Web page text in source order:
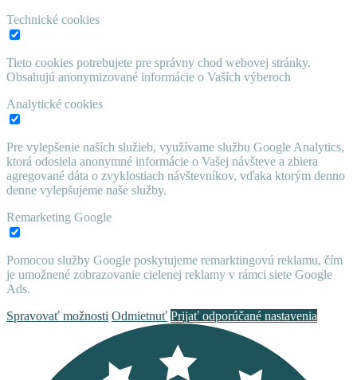
Technické cookies
Tieto cookies potrebujete pre správny chod webovej stránky.
Obsahujú anonymizované informácie o Vaších výberoch
Analytické cookies
Pre vylepšenie naších služieb, využívame službu Google Analytics,
ktorá odosiela anonymné informácie o Vašej návšteve a zbiera
agregované dáta o zvyklostiach návštevníkov, vďaka ktorým denno
denne vylepšujeme naše služby.
Remarketing Google
Pomocou služby Google poskytujeme remarktingovú reklamu, čím
je umožnené zobrazovanie cielenej reklamy v rámci siete Google
Ads.
Spravovať možnosti Odmietnuť Prijať odporúčané nastavenia